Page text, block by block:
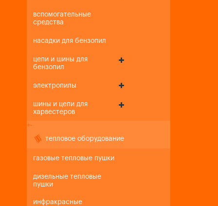
вспомогательные
средства
насадки для бензопил
цепи и шины для
бензопил
электропилы
шины и цепи для
харвестеров
+-
тепловое оборудование
газовые тепловые пушки
дизельные тепловые
пушки
инфракрасные